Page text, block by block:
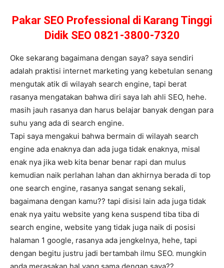
Pakar SEO Professional di Karang Tinggi
Didik SEO 0821-3800-7320
Oke sekarang bagaimana dengan saya? saya sendiri
adalah praktisi internet marketing yang kebetulan senang
mengutak atik di wilayah search engine, tapi berat
rasanya mengatakan bahwa diri saya lah ahli SEO, hehe.
masih jauh rasanya dan harus belajar banyak dengan para
suhu yang ada di search engine.
Tapi saya mengakui bahwa bermain di wilayah search
engine ada enaknya dan ada juga tidak enaknya, misal
enak nya jika web kita benar benar rapi dan mulus
kemudian naik perlahan lahan dan akhirnya berada di top
one search engine, rasanya sangat senang sekali,
bagaimana dengan kamu?? tapi disisi lain ada juga tidak
enak nya yaitu website yang kena suspend tiba tiba di
search engine, website yang tidak juga naik di posisi
halaman 1 google, rasanya ada jengkelnya, hehe, tapi
dengan begitu justru jadi bertambah ilmu SEO. mungkin